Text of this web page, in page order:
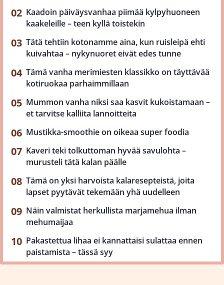
Kaadoin päiväysvanhaa piimää kylpyhuoneen
kaakeleille – teen kyllä toistekin
Tätä tehtiin kotonamme aina, kun ruisleipä ehti
kuivahtaa – nykynuoret eivät edes tunne
Tämä vanha merimiesten klassikko on täyttävää
kotiruokaa parhaimmillaan
Mummon vanha niksi saa kasvit kukoistamaan –
et tarvitse kalliita lannoitteita
Mustikka-smoothie on oikeaa super foodia
Kaveri teki tolkuttoman hyvää savulohta –
murusteli tätä kalan päälle
Tämä on yksi harvoista kalaresepteistä, joita
lapset pyytävät tekemään yhä uudelleen
Näin valmistat herkullista marjamehua ilman
mehumaijaa
Pakastettua lihaa ei kannattaisi sulattaa ennen
paistamista – tässä syy